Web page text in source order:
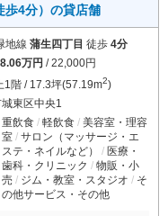
歩4分）の貸店舗
地線 蒲生四丁目 徒歩 4分
万円 / 22,000円
1階 / 17.3坪(57.19m2)
東区中央1
重飲食 軽飲食
美容室・理容
室
サロン（マッサージ・エ
ステ・ネイルなど）
医療・
歯科・クリニック
物販・小
売
ジム・教室・スタジオ
そ
の他サービス・その他